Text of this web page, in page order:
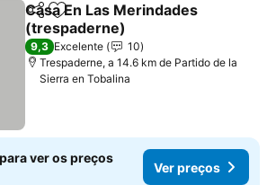
PartilharAdicionar aos favoritos
Casa En Las Merindades
(trespaderne)
Ver preços
9,3 Excelente
10
Trespaderne, a 14.6 km de Partido de la
Sierra en Tobalina
ver os preços
Ver preços